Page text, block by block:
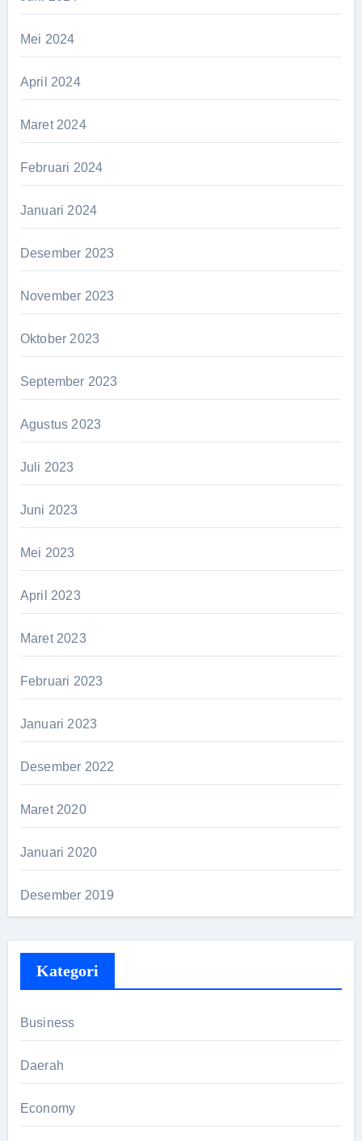
Mei 2024
April 2024
Maret 2024
Februari 2024
Januari 2024
Desember 2023
November 2023
Oktober 2023
September 2023
Agustus 2023
Juli 2023
Juni 2023
Mei 2023
April 2023
Maret 2023
Februari 2023
Januari 2023
Desember 2022
Maret 2020
Januari 2020
Desember 2019
Kategori
Business
Daerah
Economy